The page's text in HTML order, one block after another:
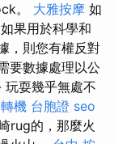
。 大雅按摩 如
果用於科學和
，則您有權反對
要數據處理以公
玩耍幾乎無處不
機 台胞證 seo
rug的，那麼火